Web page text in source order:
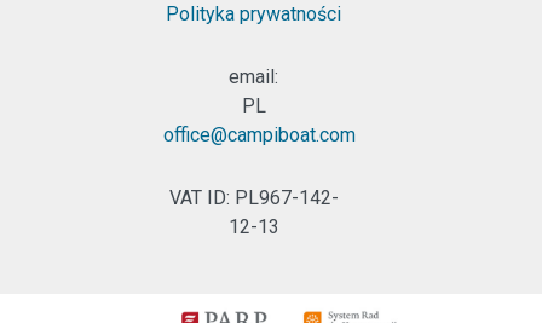
Polityka prywatności
email:
PL
office@campiboat.com
VAT ID: PL967-142-
12-13